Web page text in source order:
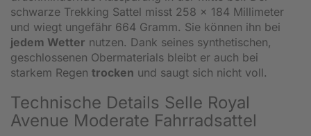
schwarze Trekking Sattel misst 258 x 184 Millimeter
und wiegt ungefähr 664 Gramm. Sie können ihn bei
jedem Wetter nutzen. Dank seines synthetischen,
geschlossenen Obermaterials bleibt er auch bei
starkem Regen trocken und saugt sich nicht voll.
Technische Details Selle Royal
Avenue Moderate Fahrradsattel